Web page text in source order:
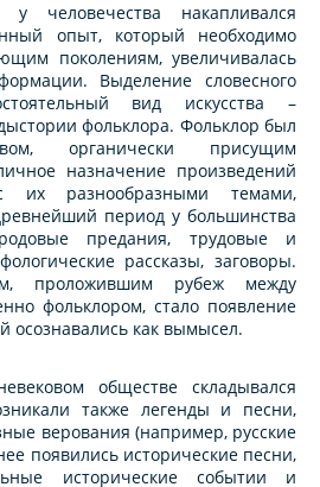
человечества накапливался
опыт, который необходимо
поколениям, увеличивалась
Выделение словесного
вид искусства –
фольклора. Фольклор был
органически присущим
назначение произведений
их разнообразными темами,
период у большинства
предания, трудовые и
рассказы, заговоры.
проложившим рубеж между
фольклором, стало появление
осознавались как вымысел.
обществе складывался
также легенды и песни,
верования (например, русские
появились исторические песни,
исторические событии и